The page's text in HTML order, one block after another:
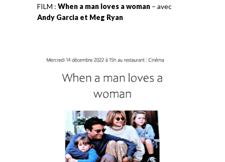
FILM : When a man loves a woman – avec
Andy Garcia et Meg Ryan